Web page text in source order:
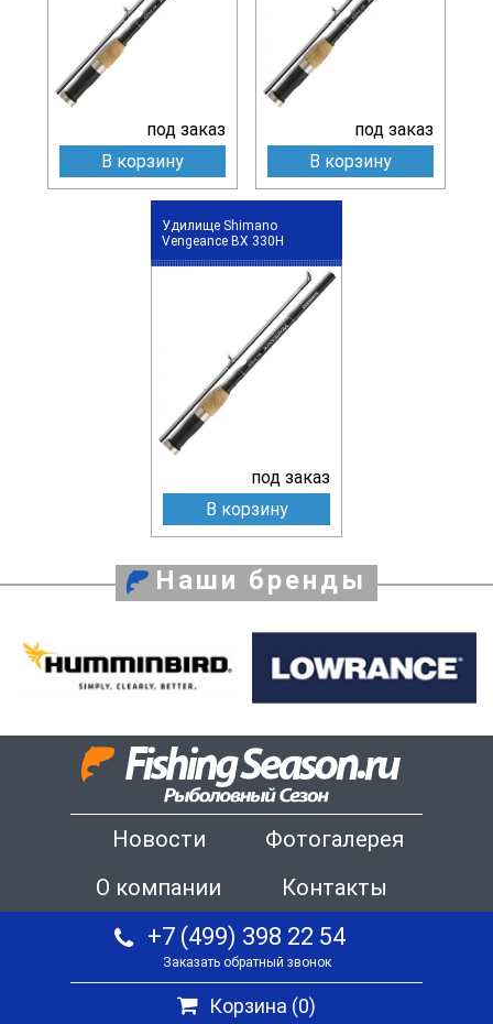
под заказ
В корзину
под заказ
В корзину
Удилище Shimano
Vengeance BX 330H
под заказ
В корзину
Наши бренды
Новости
Фотогалерея
О компании
Контакты
+7 (499) 398 22 54
Заказать обратный звонок
Корзина (0)